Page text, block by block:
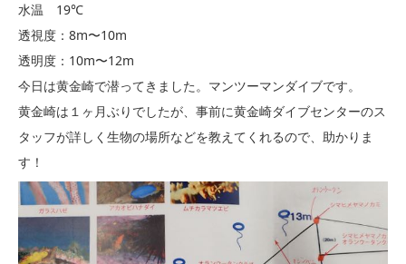
水温 19℃
透視度：8m〜10m
透明度：10m〜12m
今日は黄金崎で潜ってきました。マンツーマンダイブです。
黄金崎は１ヶ月ぶりでしたが、事前に黄金崎ダイブセンターのス
タッフが詳しく生物の場所などを教えてくれるので、助かりま
す！